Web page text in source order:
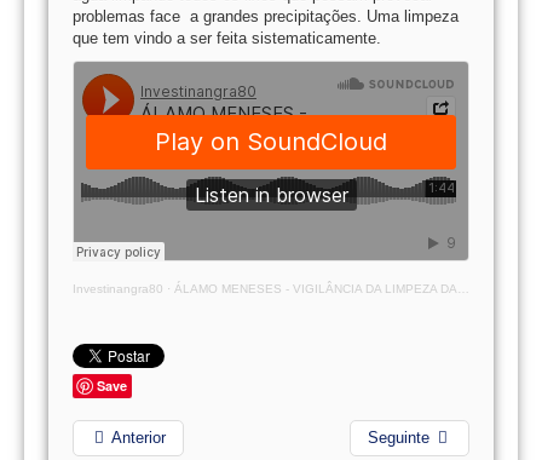
problemas face a grandes precipitações. Uma limpeza
que tem vindo a ser feita sistematicamente.
Investinangra80 · ÁLAMO MENESES - VIGILÂNCIA DA LIMPEZA DAS RIBEIRAS
Save
Anterior Seguinte